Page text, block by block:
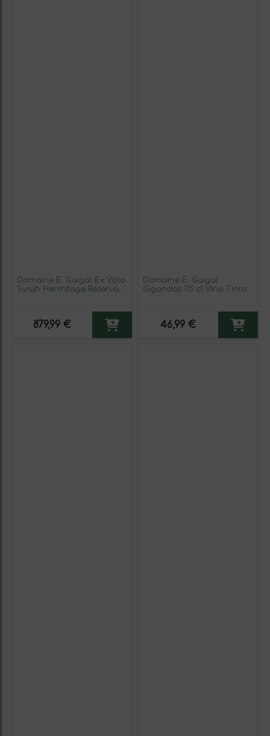
Domaine E. Guigal Ex Voto
Syrah Hermitage Reserva
879,99 €
Domaine E. Guigal
Gigondas 75 cl Vino Tinto
46,99 €